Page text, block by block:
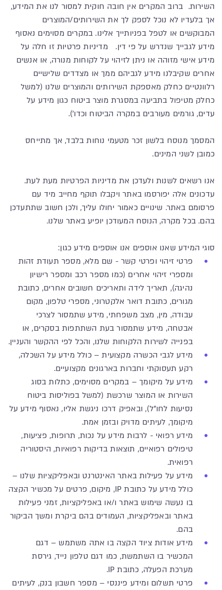
השירות. ברוב המקרים אין חובה חוקית למסור לנו את המידע,
אך בלעדיו לא נוכל לספק לך את השירותים/המוצרים
המבוקשים או לטפל בפניותייך אלינו. במקרים מסוימים נאסוף
מידע לגבייך שנדרש על פי דין. מדיניות פרטיות זו חלה על
מידע אישי מזוהה או ניתן לזיהוי על לקוחות מנורה, או אנשים
אחרים שקיבלנו מידע לגביהם ממך או מצדדים שלישיים
רלוונטיים כחלק מאספקת השירותים והמוצרים שלנו (למשל
כחלק מטיפול בתביעה במסגרת מוצר ביטוח כגון מידע על
עדים, גורמים מעורבים במקרה הביטוח וכדו').
המסמך מנוסח בלשון זכר מטעמי נוחות בלבד, אך מתייחס
כמובן לשני המינים.
אנו רשאים לשנות ולעדכן את מדיניות הפרטיות מעת לעת.
עדכונים אלה יפורסמו באתר ויקבלו תוקף מחייב מיד עם
פרסומם באתר. שינויים כאמור יחולו עליך, ולכן חשוב שתתעדכן
בהם. בכל מקרה, הנוסח המעודכן יופיע באתר שלנו.
סוגי המידע שאנו אוספים אנו אוספים מידע כגון:
פרטי זיהוי ופרטי קשר - שם מלא, מספר תעודת זהות
ומספרי זיהוי אחרים (כמו מספר רכב ומספר רישיון
נהיגה), תאריך לידה ותאריכים חשובים אחרים, כתובת
מגורים, כתובת דואר אלקטרוני, מספרי טלפון, מקום
עבודה, מין, מצב משפחתי, מידע שתמסור לצרכי
אבטחה, מידע שתמסור בעת השתתפות בסקרים, או
בפנייה לשירות הלקוחות שלנו, והכל לפי ההקשר והעניין.
מידע לגבי הכשרה מקצועית – כולל מידע על השכלה,
רקע תעסוקתי וחברות בארגונים מקצועיים.
מידע על מיקומך – במקרים מסוימים, כתלות בסוג
השירות או המוצר שרכשת (למשל בפוליסות ביטוח
נסיעות לחו"ל), ובאפיק דרכו ניגשת אליו, נאסוף מידע על
מיקומך, לעיתים מדויק ובזמן אמת.
מידע רפואי - לרבות מידע על נכות, תרופות, פציעות,
טיפולים רפואיים, תוצאות בדיקות רפואיות, היסטוריה
רפואית.
מידע על פעילות באתר האינטרנט ובאפליקציות שלנו –
כולל מידע על כתובת IP, מיקום, פרטים על מכשיר הקצה
בו נעשה שימוש באתר ו/או באפליקציות, זמני פעילות
באתר ובאפליקציות, העמודים בהם ביקרת ומשך הביקור
בהם.
מידע אודות ציוד הקצה בו אתה משתמש – דגם
המכשיר בו השתמשת, כמו דגם טלפון נייד, גירסת
מערכת הפעלה, כתובת IP.
פרטי תשלום ומידע פיננסי – מספר חשבון בנק, לעיתים